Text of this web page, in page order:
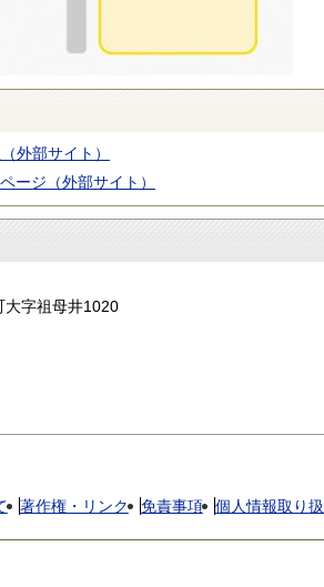
外部サイト）
ージ（外部サイト）
大字祖母井1020
著作権・リンク 免責事項 個人情報取り